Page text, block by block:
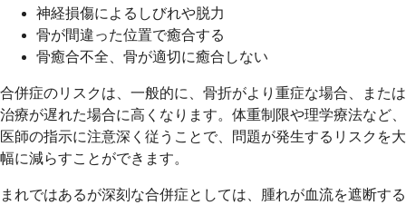
神経損傷によるしびれや脱力
骨が間違った位置で癒合する
骨癒合不全、骨が適切に癒合しない
合併症のリスクは、一般的に、骨折がより重症な場合、または
治療が遅れた場合に高くなります。体重制限や理学療法など、
医師の指示に注意深く従うことで、問題が発生するリスクを大
幅に減らすことができます。
まれではあるが深刻な合併症としては、腫れが血流を遮断する